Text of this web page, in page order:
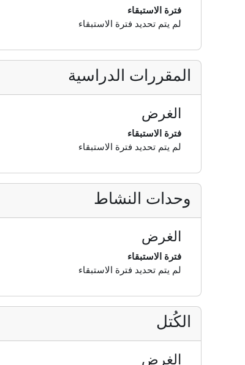
فترة الاستبقاء
لم يتم تحديد فترة الاستبقاء
المقررات الدراسية
الغرض
فترة الاستبقاء
لم يتم تحديد فترة الاستبقاء
وحدات النشاط
الغرض
فترة الاستبقاء
لم يتم تحديد فترة الاستبقاء
الكُتل
الغرض